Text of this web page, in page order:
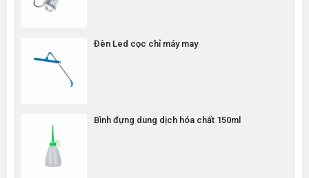
Đèn Led cọc chỉ máy may
Bình đựng dung dịch hóa chất 150ml